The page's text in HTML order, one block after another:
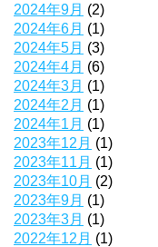
2024年9月 (2)
2024年6月 (1)
2024年5月 (3)
2024年4月 (6)
2024年3月 (1)
2024年2月 (1)
2024年1月 (1)
2023年12月 (1)
2023年11月 (1)
2023年10月 (2)
2023年9月 (1)
2023年3月 (1)
2022年12月 (1)